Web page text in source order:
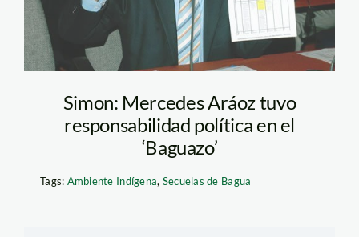
Simon: Mercedes Aráoz tuvo
responsabilidad política en el
‘Baguazo’
Tags: Ambiente Indígena, Secuelas de Bagua